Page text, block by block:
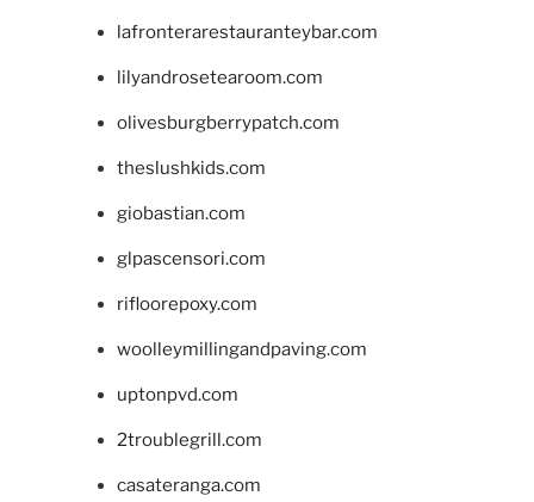
lafronterarestauranteybar.com
lilyandrosetearoom.com
olivesburgberrypatch.com
theslushkids.com
giobastian.com
glpascensori.com
rifloorepoxy.com
woolleymillingandpaving.com
uptonpvd.com
2troublegrill.com
casateranga.com